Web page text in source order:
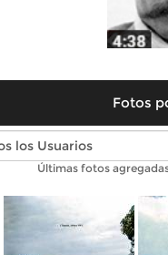
Fotos
Fotos
Últimas fotos